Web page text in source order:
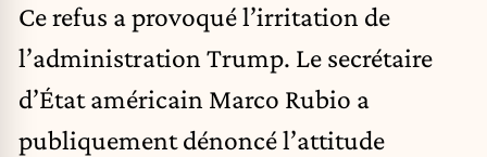
Ce refus a provoqué l’irritation de
l’administration Trump. Le secrétaire
d’État américain Marco Rubio a
publiquement dénoncé l’attitude